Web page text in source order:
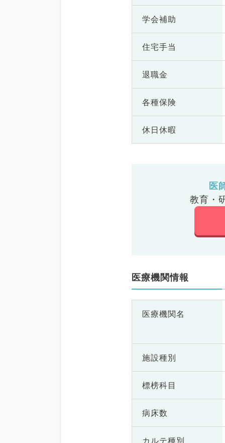
学会補助
住宅手当
退職金
各種保険
休日休暇
医
教育・
医療機関情報
医療機関名
施設種別
標榜科目
病床数
カルテ種別